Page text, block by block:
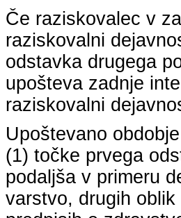
Če raziskovalec v
raziskovalni
odstavka drugega
upošteva zadnje
raziskovalni
Upoštevano
(1) točke prvega
podaljša v primeru
varstvo, drugih